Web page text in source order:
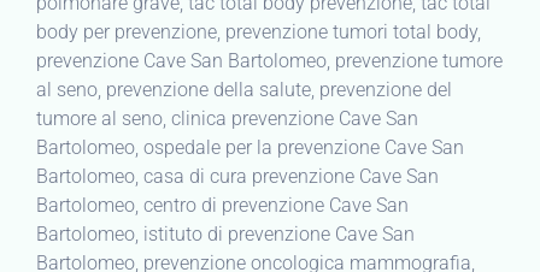
body per prevenzione, prevenzione tumori total body,
prevenzione Cave San Bartolomeo, prevenzione tumore
al seno, prevenzione della salute, prevenzione del
tumore al seno, clinica prevenzione Cave San
Bartolomeo, ospedale per la prevenzione Cave San
Bartolomeo, casa di cura prevenzione Cave San
Bartolomeo, centro di prevenzione Cave San
Bartolomeo, istituto di prevenzione Cave San
Bartolomeo, prevenzione oncologica mammografia,